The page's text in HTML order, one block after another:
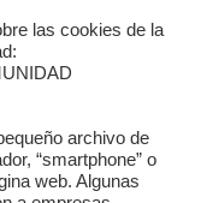
las cookies de la
archivo de
“smartphone” o
web. Algunas